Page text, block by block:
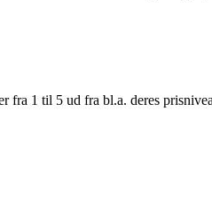
fra 1 til 5 ud fra bl.a. deres